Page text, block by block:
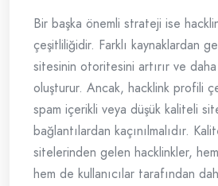
Bir başka önemli strateji ise
çeşitliliğidir. Farklı kaynaklardan
sitesinin otoritesini artırır ve
oluşturur. Ancak, hacklink profili
spam içerikli veya düşük kaliteli
bağlantılardan kaçınılmalıdır.
sitelerinden gelen hacklinkler,
hem de kullanıcılar tarafından